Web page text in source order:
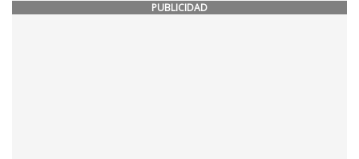
PUBLICIDAD